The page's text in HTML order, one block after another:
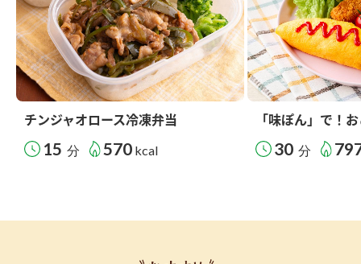
チンジャオロース冷凍弁当
15 分 570 kcal
「味ぽん」で！
30 分